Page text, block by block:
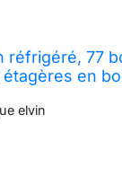
réfrigéré, 77
en
elvin